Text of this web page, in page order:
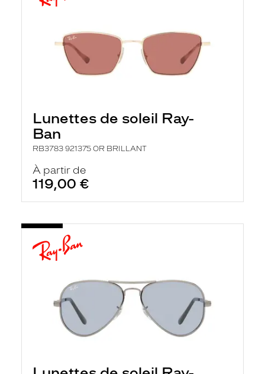
Lunettes de soleil Ray-
Ban
RB3783 921375 OR BRILLANT
À partir de
119,00 €